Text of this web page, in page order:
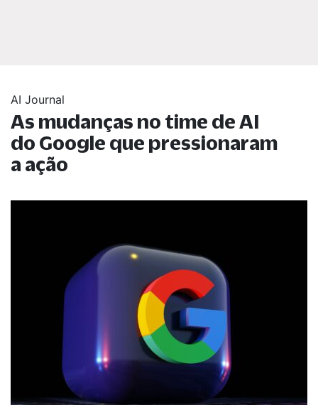
AI Journal
As mudanças no time de AI
do Google que pressionaram
a ação